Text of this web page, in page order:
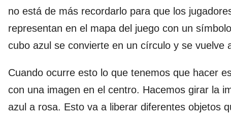
no está de más recordarlo para que los
representan en el mapa del juego con un
cubo azul se convierte en un círculo y se vuelve
Cuando ocurre esto lo que tenemos que hacer
con una imagen en el centro. Hacemos girar la
azul a rosa. Esto va a liberar diferentes objetos